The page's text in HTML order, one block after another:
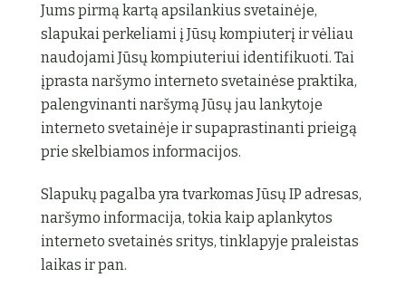
Jums pirmą kartą apsilankius svetainėje,
slapukai perkeliami į Jūsų kompiuterį ir vėliau
naudojami Jūsų kompiuteriui identifikuoti. Tai
įprasta naršymo interneto svetainėse praktika,
palengvinanti naršymą Jūsų jau lankytoje
interneto svetainėje ir supaprastinanti prieigą
prie skelbiamos informacijos.
Slapukų pagalba yra tvarkomas Jūsų IP adresas,
naršymo informacija, tokia kaip aplankytos
interneto svetainės sritys, tinklapyje praleistas
laikas ir pan.